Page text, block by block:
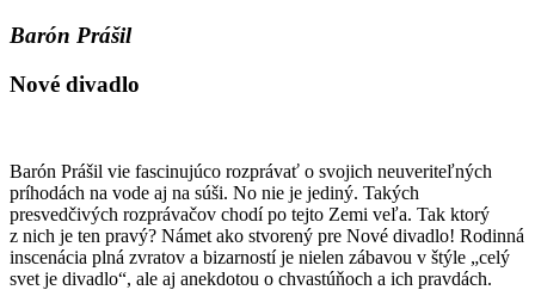
Barón Prášil
Nové divadlo
Barón Prášil vie fascinujúco rozprávať o svojich neuveriteľných
príhodách na vode aj na súši. No nie je jediný. Takých
presvedčivých rozprávačov chodí po tejto Zemi veľa. Tak ktorý
z nich je ten pravý? Námet ako stvorený pre Nové divadlo! Rodinná
inscenácia plná zvratov a bizarností je nielen zábavou v štýle „celý
svet je divadlo“, ale aj anekdotou o chvastúňoch a ich pravdách.